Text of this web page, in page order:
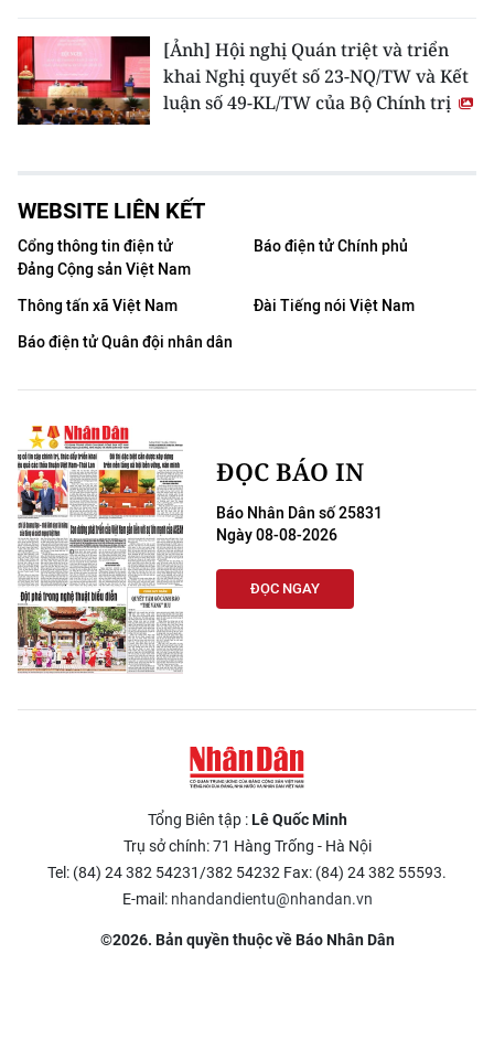
[Ảnh] Hội nghị Quán triệt và triển
khai Nghị quyết số 23-NQ/TW và Kết
luận số 49-KL/TW của Bộ Chính trị
WEBSITE LIÊN KẾT
Cổng thông tin điện tử
Đảng Cộng sản Việt Nam
Báo điện tử Chính phủ
Thông tấn xã Việt Nam
Đài Tiếng nói Việt Nam
Báo điện tử Quân đội nhân dân
ĐỌC BÁO IN
Báo Nhân Dân số 25831
Ngày 08-08-2026
ĐỌC NGAY
Tổng Biên tập :Lê Quốc Minh
Trụ sở chính: 71 Hàng Trống - Hà Nội
Tel: (84) 24 382 54231/382 54232 Fax: (84) 24 382 55593.
E-mail: nhandandientu@nhandan.vn
©2026. Bản quyền thuộc về Báo Nhân Dân